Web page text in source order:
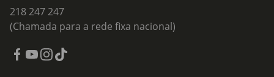
218 247 247
(Chamada para a rede fixa nacional)